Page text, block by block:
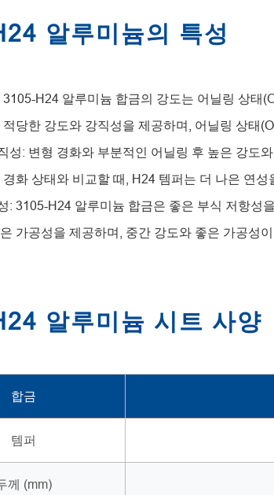
알루미늄의 특성
3105-H24 알루미늄 합금의 강도는 어닐링 상태
적당한 강도와 강직성을 제공하며, 어닐링 상태
성: 변형 경화와 부분적인 어닐링 후 높은 강도
경화 상태와 비교할 때, H24 템퍼는 더 나은 연
: 3105-H24 알루미늄 합금은 좋은 부식 저항성
가공성을 제공하며, 중간 강도와 좋은 가공성
알루미늄 시트 사양
합금
템퍼
께 (mm)